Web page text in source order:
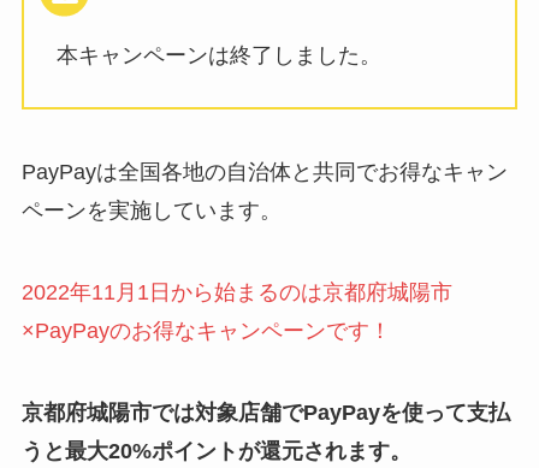
本キャンペーンは終了しました。
PayPayは全国各地の自治体と共同でお得なキャン
ペーンを実施しています。
2022年11月1日から始まるのは京都府城陽市
×PayPayのお得なキャンペーンです！
京都府城陽市では対象店舗でPayPayを使って支払
うと最大20%ポイントが還元されます。